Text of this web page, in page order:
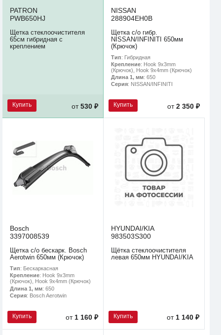
PATRON
PWB650HJ
Щетка стеклоочистителя
65см гибридная с
креплением
Купить от530 ₽
NISSAN
288904EH0B
Щетка с/о гибр.
NISSAN/INFINITI 650мм
(Крючок)
Тип: Гибридная
Крепление: Hook 9x3mm
(Крючок), Hook 9x4mm (Крючок)
Длина 1, мм: 650
Серия: NISSAN/INFINITI
Купить от2 350 ₽
Bosch
3397008539
Щетка с/о бескарк. Bosch
Aerotwin 650мм (Крючок)
Тип: Бескаркасная
Крепление: Hook 9x3mm
(Крючок), Hook 9x4mm (Крючок)
Длина 1, мм: 650
Серия: Bosch Aerotwin
Купить от1 160 ₽
HYUNDAI/KIA
983503S300
Щётка стеклоочистителя
левая 650мм HYUNDAI/KIA
Купить от1 140 ₽